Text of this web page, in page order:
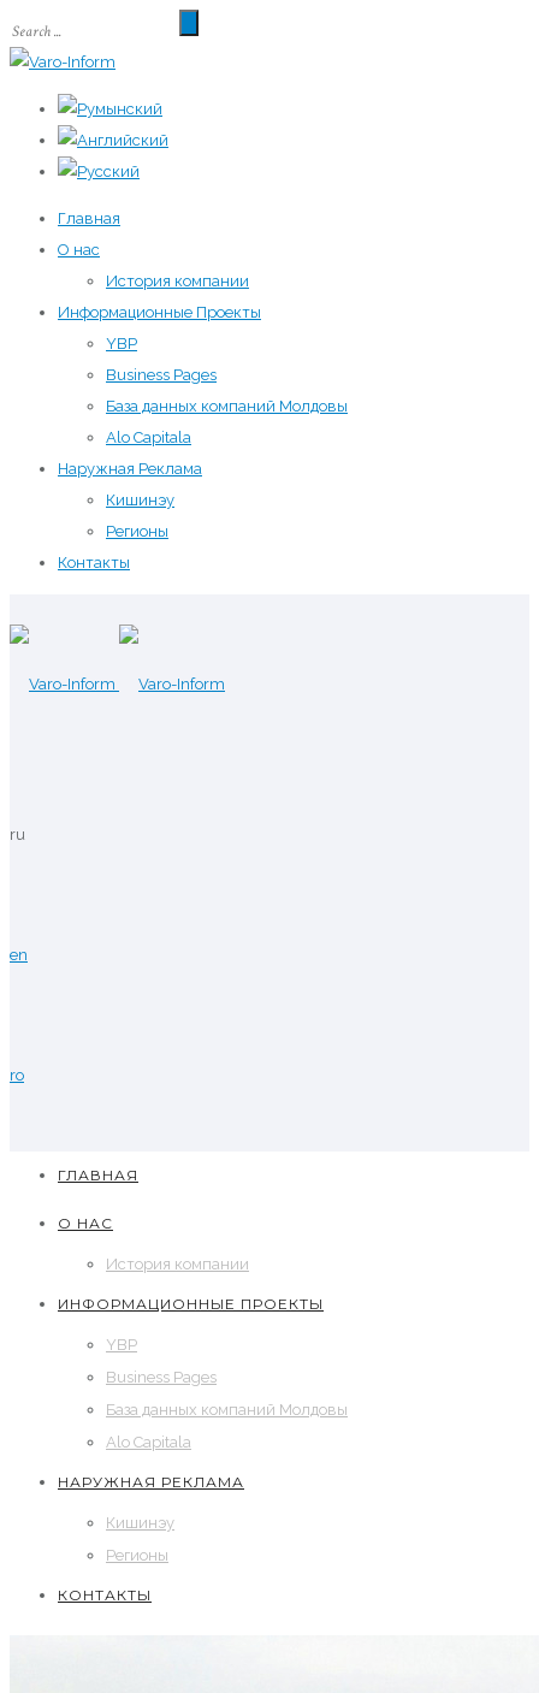
Главная
О нас
История компании
Информационные Проекты
YBP
Business Pages
База данных компаний Молдовы
Alo Capitala
Наружная Реклама
Кишинэу
Регионы
Контакты
ru
en
ro
ГЛАВНАЯ
О НАС
История компании
ИНФОРМАЦИОННЫЕ ПРОЕКТЫ
YBP
Business Pages
База данных компаний Молдовы
Alo Capitala
НАРУЖНАЯ РЕКЛАМА
Кишинэу
Регионы
КОНТАКТЫ